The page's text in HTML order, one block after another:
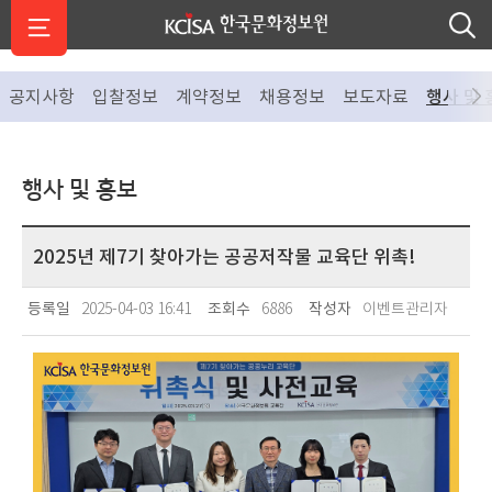
공지사항 입찰정보 계약정보 채용정보 보도자료 행사 및
행사 및 홍보
2025년 제7기 찾아가는 공공저작물 교육단 위촉!
등록일 2025-04-03 16:41 조회수 6886 작성자 이벤트관리자